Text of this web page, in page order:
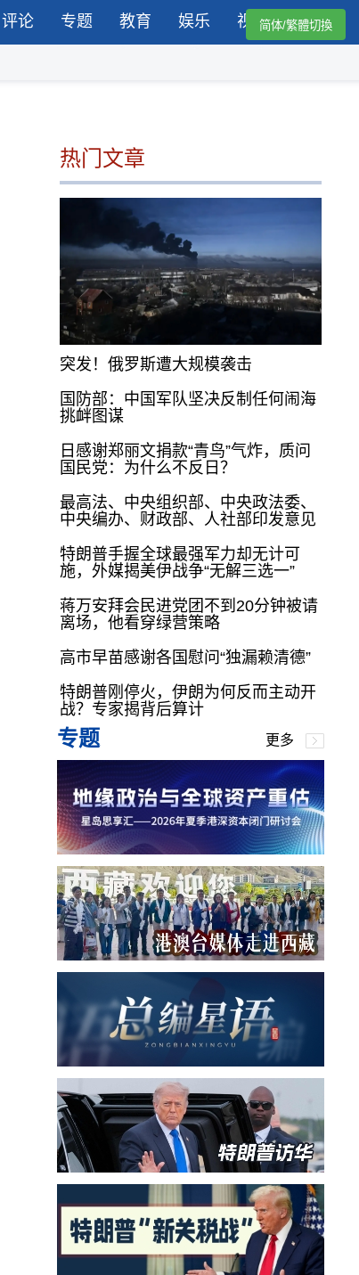
评论 专题 教育 娱乐 视频简体/繁體切換
热门文章
突发！俄罗斯遭大规模袭击
国防部：中国军队坚决反制任何闹海
挑衅图谋
日感谢郑丽文捐款“青鸟”气炸，质问
国民党：为什么不反日？
最高法、中央组织部、中央政法委、
中央编办、财政部、人社部印发意见
特朗普手握全球最强军力却无计可
施，外媒揭美伊战争“无解三选一”
蒋万安拜会民进党团不到20分钟被请
离场，他看穿绿营策略
高市早苗感谢各国慰问“独漏赖清德”
特朗普刚停火，伊朗为何反而主动开
战？专家揭背后算计
专题 更多